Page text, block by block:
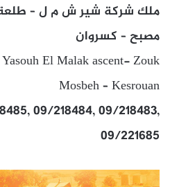
ملك شركة شير ش م ل –
مصبح – كسروان
El Malak ascent- Zouk
Mosbeh – Kesrouan
09/218484, 09/218483,
09/221685